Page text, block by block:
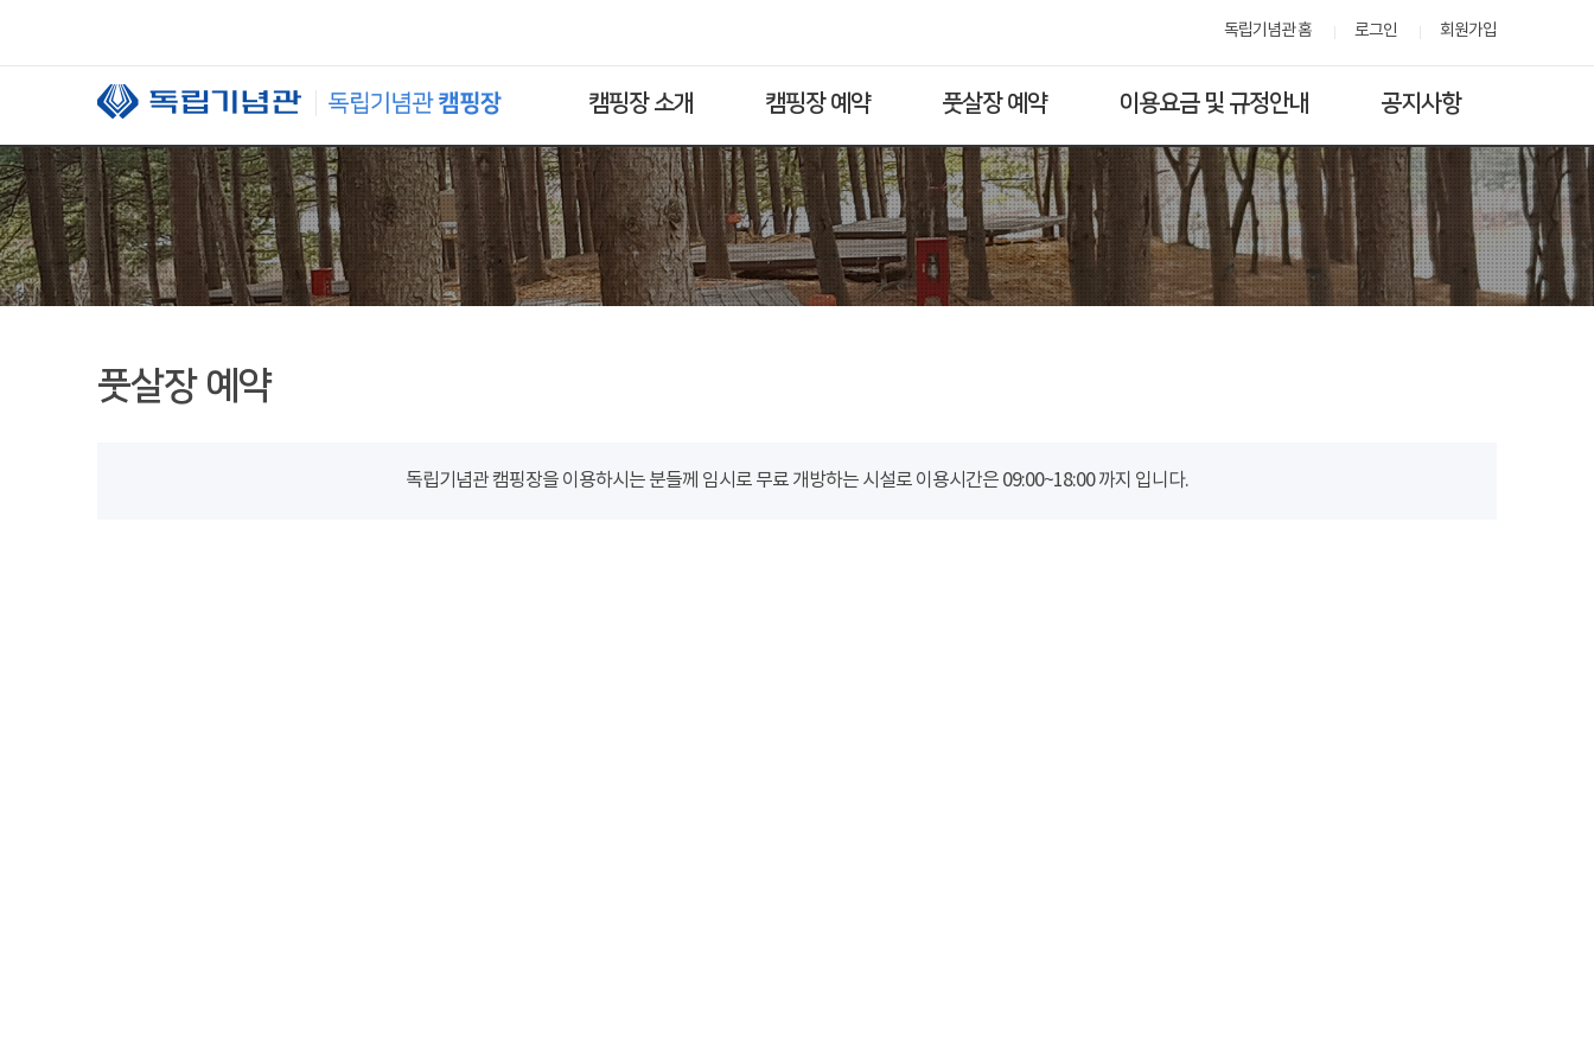
독립기념관 홈 로그인 회원가입
캠핑장 소개 캠핑장 예약 풋살장 예약 이용요금 및 규정안내 공지사항
풋살장 예약
독립기념관 캠핑장을 이용하시는 분들께 임시로 무료 개방하는 시설로 이용시간은 09:00~18:00 까지 입니다.